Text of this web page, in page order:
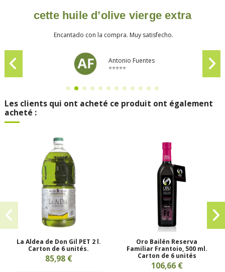
cette huile d’olive vierge extra
Encantado con la compra. Muy satisfecho.
Antonio Fuentes
⭐⭐⭐⭐⭐
Les clients qui ont acheté ce produit ont également
acheté :
La Aldea de Don Gil PET 2 l.
Carton de 6 unités.
85,98 €
Oro Bailén Reserva
Familiar Frantoio, 500 ml.
Carton de 6 unités
106,66 €